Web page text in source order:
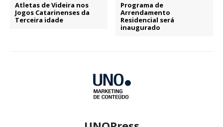
Atletas de Videira nos
Jogos Catarinenses da
Terceira idade
Programa de
Arrendamento
Residencial será
inaugurado